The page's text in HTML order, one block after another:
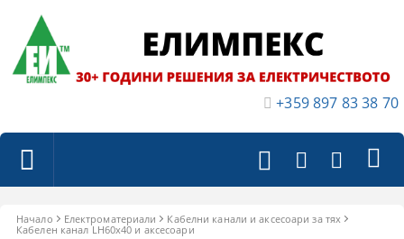
+359 897 83 38 70
Начало Електроматериали
Кабелни канали и аксесоари за тях
Кабелен канал LH60x40 и аксесоари